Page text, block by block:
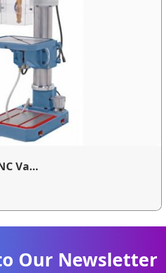
Va...
Our Newsletter